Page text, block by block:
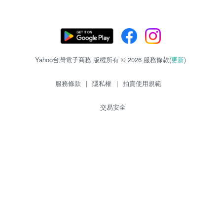
Yahoo台灣電子商務 版權所有 © 2026 服務條款(更新)
服務條款 | 隱私權 | 拍賣使用規範
交易安全